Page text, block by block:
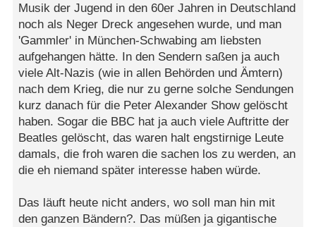
Musik der Jugend in den 60er Jahren in Deutschland
noch als Neger Dreck angesehen wurde, und man
'Gammler' in München-Schwabing am liebsten
aufgehangen hätte. In den Sendern saßen ja auch
viele Alt-Nazis (wie in allen Behörden und Ämtern)
nach dem Krieg, die nur zu gerne solche Sendungen
kurz danach für die Peter Alexander Show gelöscht
haben. Sogar die BBC hat ja auch viele Auftritte der
Beatles gelöscht, das waren halt engstirnige Leute
damals, die froh waren die sachen los zu werden, an
die eh niemand später interesse haben würde.
Das läuft heute nicht anders, wo soll man hin mit
den ganzen Bändern?. Das müßen ja gigantische